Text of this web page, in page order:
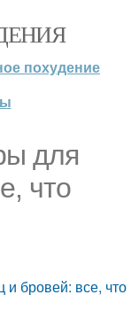
похудение
для
что
бровей: все, что